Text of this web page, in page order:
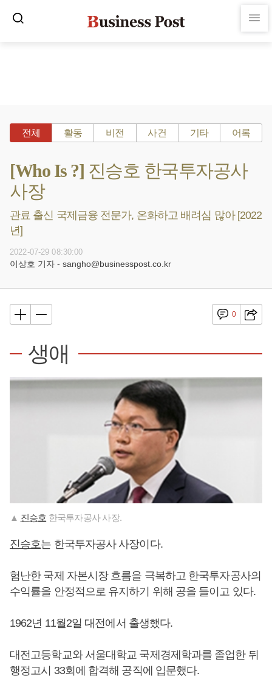
전체 활동 비전 사건 기타 어록
[Who Is ?] 진승호 한국투자공사
사장
관료 출신 국제금융 전문가, 온화하고 배려심 많아 [2022
년]
2022-07-29 08:30:00
이상호 기자 - sangho@businesspost.co.kr
0
생애
▲ 진승호 한국투자공사 사장.
진승호는 한국투자공사 사장이다.
험난한 국제 자본시장 흐름을 극복하고 한국투자공사의
수익률을 안정적으로 유지하기 위해 공을 들이고 있다.
1962년 11월2일 대전에서 출생했다.
대전고등학교와 서울대학교 국제경제학과를 졸업한 뒤
행정고시 33회에 합격해 공직에 입문했다.